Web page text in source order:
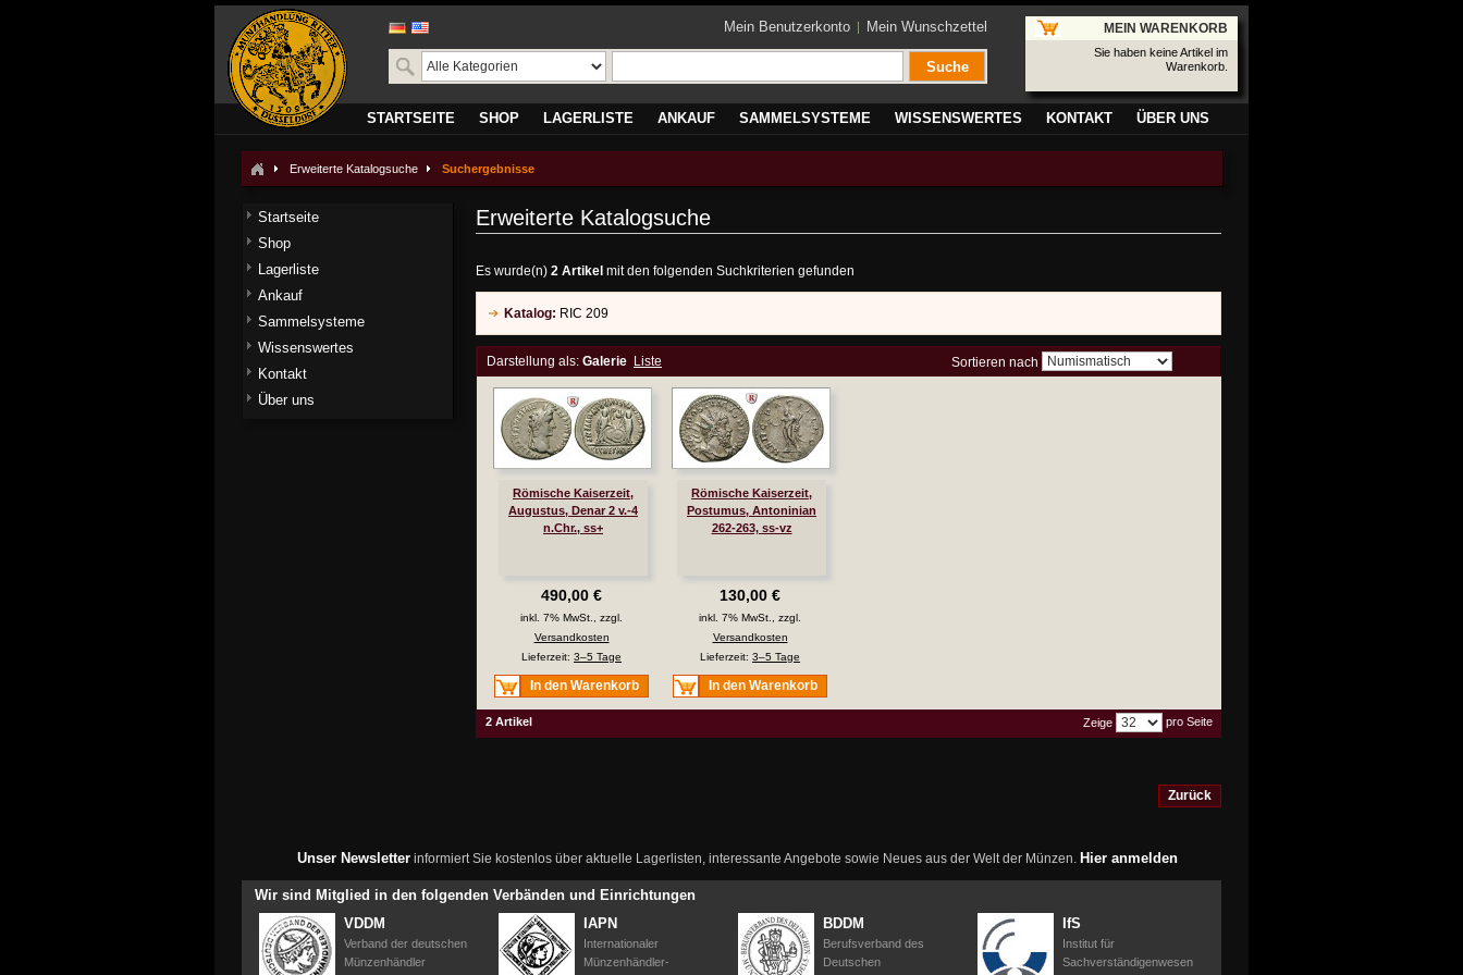
Mein Benutzerkonto Mein Wunschzettel
Suche
MEIN WARENKORB
Sie haben keine Artikel im
Warenkorb.
STARTSEITE SHOP LAGERLISTE ANKAUF SAMMELSYSTEME WISSENSWERTES KONTAKT ÜBER UNS
Erweiterte Katalogsuche Suchergebnisse
Erweiterte Katalogsuche
Es wurde(n) 2 Artikel mit den folgenden Suchkriterien gefunden
Katalog: RIC 209
Darstellung als: Galerie Liste Sortieren nach
Römische Kaiserzeit,
Augustus, Denar 2 v.-4
n.Chr., ss+
490,00 €
inkl. 7% MwSt., zzgl.
Versandkosten
Lieferzeit: 3–5 Tage
In den Warenkorb
Römische Kaiserzeit,
Postumus, Antoninian
262-263, ss-vz
130,00 €
inkl. 7% MwSt., zzgl.
Versandkosten
Lieferzeit: 3–5 Tage
In den Warenkorb
2 Artikel Zeige pro Seite
Zurück
Startseite
Shop
Lagerliste
Ankauf
Sammelsysteme
Wissenswertes
Kontakt
Über uns
Unser Newsletterinformiert Sie kostenlos über aktuelle Lagerlisten, interessante Angebote sowie Neues aus der Welt der Münzen. Hier anmelden
Wir sind Mitglied in den folgenden Verbänden und Einrichtungen
VDDM
Verband der deutschen
Münzenhändler
IAPN
Internationaler
Münzenhändler-
BDDM
Berufsverband des
Deutschen
IfS
Institut für
Sachverständigenwesen